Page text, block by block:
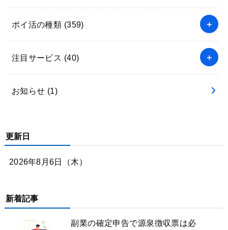
ポイ活の種類 (359)
注目サービス (40)
お知らせ (1)
更新日
2026年8月6日（木）
新着記事
副業の確定申告で源泉徴収票は必